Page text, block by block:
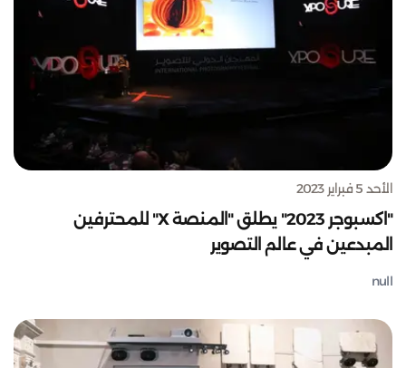
الأحد 5 فبراير 2023
"اكسبوجر 2023" يطلق "المنصة X" للمحترفين
المبدعين في عالم التصوير
null